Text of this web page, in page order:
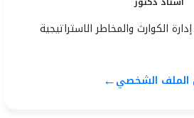
الكوارث والمخاطر الاستراتيجية
الشخصي←